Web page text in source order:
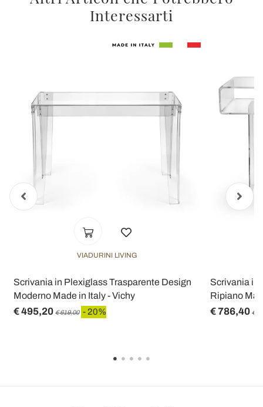
Interessarti
VIADURINI LIVING
Scrivania in Plexiglass Trasparente Design
Moderno Made in Italy - Vichy
€ 495,20 € 619,00 - 20%
Scrivania in
Ripiano
€ 786,40 €